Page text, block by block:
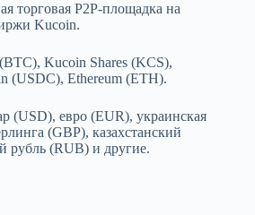
торговая P2P-площадка на
Kucoin.
Kucoin Shares (KCS),
(USDC), Ethereum (ETH).
(USD), евро (EUR), украинская
(GBP), казахстанский
рубль (RUB) и другие.